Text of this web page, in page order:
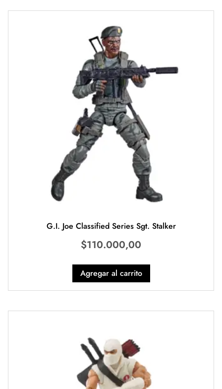
G.I. Joe Classified Series Sgt. Stalker
$110.000,00
Agregar al carrito